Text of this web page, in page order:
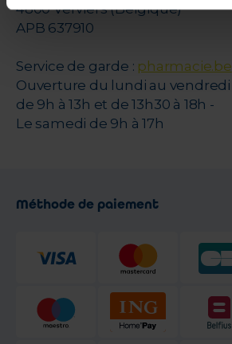
4800 Verviers (Belgique)
APB 637910
Service de garde : pharmacie.be
Ouverture du lundi au vendredi
de 9h à 13h et de 13h30 à 18h -
Le samedi de 9h à 17h
Méthode de paiement